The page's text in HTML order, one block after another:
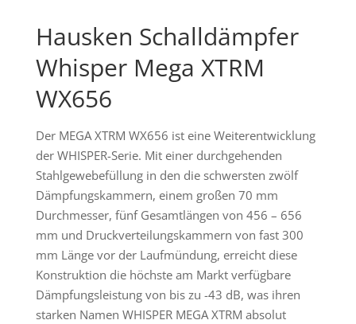
Hausken Schalldämpfer
Whisper Mega XTRM
WX656
Der MEGA XTRM WX656 ist eine Weiterentwicklung
der WHISPER-Serie. Mit einer durchgehenden
Stahlgewebefüllung in den die schwersten zwölf
Dämpfungskammern, einem großen 70 mm
Durchmesser, fünf Gesamtlängen von 456 – 656
mm und Druckverteilungskammern von fast 300
mm Länge vor der Laufmündung, erreicht diese
Konstruktion die höchste am Markt verfügbare
Dämpfungsleistung von bis zu -43 dB, was ihren
starken Namen WHISPER MEGA XTRM absolut